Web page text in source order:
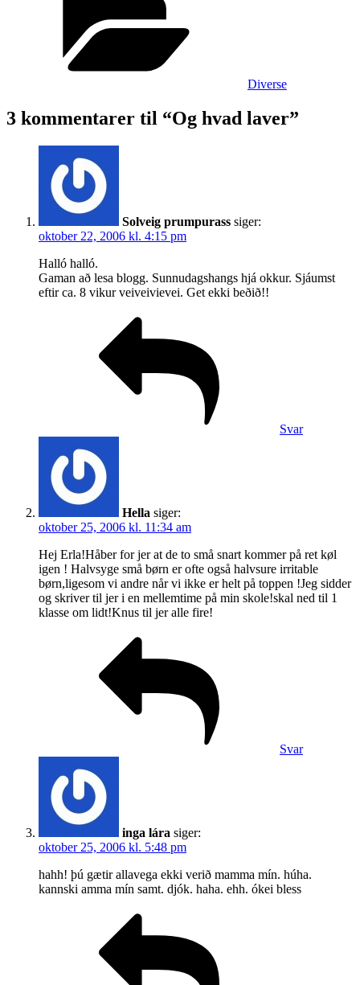
Diverse
3 kommentarer til “Og hvad laver”
Solveig prumpurass siger:
oktober 22, 2006 kl. 4:15 pm
Halló halló.
Gaman að lesa blogg. Sunnudagshangs hjá okkur. Sjáumst
eftir ca. 8 vikur veiveivievei. Get ekki beðið!!
Svar
Hella siger:
oktober 25, 2006 kl. 11:34 am
Hej Erla!Håber for jer at de to små snart kommer på ret køl
igen ! Halvsyge små børn er ofte også halvsure irritable
børn,ligesom vi andre når vi ikke er helt på toppen !Jeg sidder
og skriver til jer i en mellemtime på min skole!skal ned til 1
klasse om lidt!Knus til jer alle fire!
Svar
inga lára siger:
oktober 25, 2006 kl. 5:48 pm
hahh! þú gætir allavega ekki verið mamma mín. húha.
kannski amma mín samt. djók. haha. ehh. ókei bless